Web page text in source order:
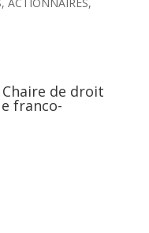
de droit
franco-